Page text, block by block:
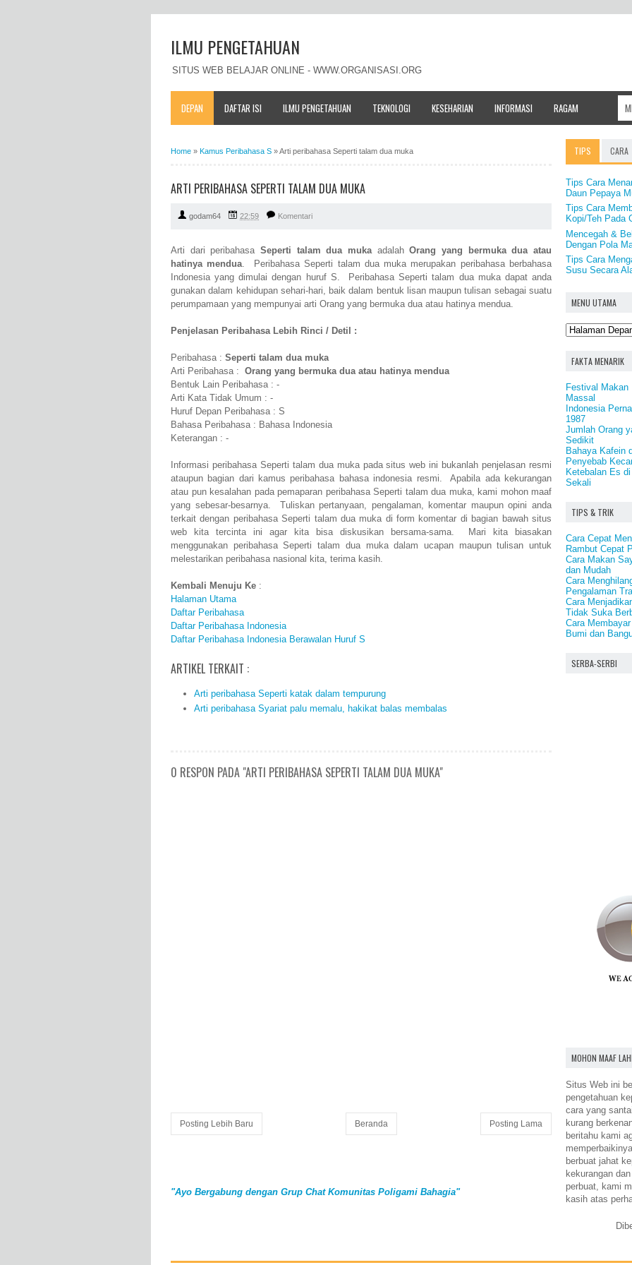
ILMU PENGETAHUAN
SITUS WEB BELAJAR ONLINE - WWW.ORGANISASI.ORG
DEPAN DAFTAR ISI ILMU PENGETAHUAN TEKNOLOGI KESEHARIAN INFORMASI RAGAM
Home » Kamus Peribahasa S »Arti peribahasa Seperti talam dua muka
ARTI PERIBAHASA SEPERTI TALAM DUA MUKA
godam64 22:59 Komentari
Arti dari peribahasa Seperti talam dua mukaadalahOrang yang bermuka dua atau
hatinya mendua. Peribahasa Seperti talam dua muka merupakan peribahasa berbahasa
Indonesia yang dimulai dengan huruf S. Peribahasa Seperti talam dua muka dapat anda
gunakan dalam kehidupan sehari-hari, baik dalam bentuk lisan maupun tulisan sebagai suatu
perumpamaan yang mempunyai arti Orang yang bermuka dua atau hatinya mendua.
Penjelasan Peribahasa Lebih Rinci / Detil :
Peribahasa : Seperti talam dua muka
Arti Peribahasa : Orang yang bermuka dua atau hatinya mendua
Bentuk Lain Peribahasa : -
Arti Kata Tidak Umum : -
Huruf Depan Peribahasa : S
Bahasa Peribahasa : Bahasa Indonesia
Keterangan : -
Informasi peribahasa Seperti talam dua muka pada situs web ini bukanlah penjelasan resmi
ataupun bagian dari kamus peribahasa bahasa indonesia resmi. Apabila ada kekurangan
atau pun kesalahan pada pemaparan peribahasa Seperti talam dua muka, kami mohon maaf
yang sebesar-besarnya. Tuliskan pertanyaan, pengalaman, komentar maupun opini anda
terkait dengan peribahasa Seperti talam dua muka di form komentar di bagian bawah situs
web kita tercinta ini agar kita bisa diskusikan bersama-sama. Mari kita biasakan
menggunakan peribahasa Seperti talam dua muka dalam ucapan maupun tulisan untuk
melestarikan peribahasa nasional kita, terima kasih.
Kembali Menuju Ke :
Halaman Utama
Daftar Peribahasa
Daftar Peribahasa Indonesia
Daftar Peribahasa Indonesia Berawalan Huruf S
ARTIKEL TERKAIT :
Arti peribahasa Seperti katak dalam tempurung
Arti peribahasa Syariat palu memalu, hakikat balas membalas
0 RESPON PADA "ARTI PERIBAHASA SEPERTI TALAM DUA MUKA"
Posting Lebih Baru Posting Lama
Beranda
"Ayo Bergabung dengan Grup Chat Komunitas Poligami Bahagia"
TIPS CARA
Tips Cara
Daun Pepaya
Tips Cara
Kopi/Teh Pada
Mencegah &
Dengan Pola
Tips Cara
Susu Secara
MENU UTAMA
FAKTA MENARIK
Festival Makan
Massal
Indonesia
1987
Jumlah Orang
Sedikit
Bahaya Kafein
Penyebab
Ketebalan Es
Sekali
TIPS & TRIK
Cara Cepat
Rambut Cepat
Cara Makan
dan Mudah
Cara
Pengalaman
Cara
Tidak Suka
Cara
Bumi dan
SERBA-SERBI
MOHON MAAF
Situs Web ini
pengetahuan
cara yang
kurang
beritahu kami
berbuat jahat
kekurangan
perbuat, kami
kasih atas